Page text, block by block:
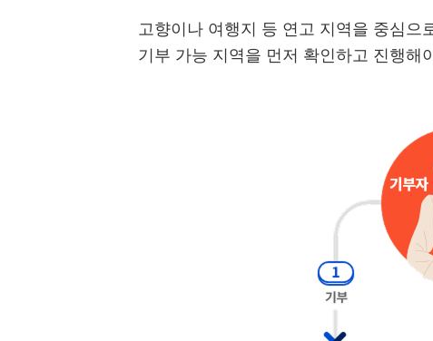
고향이나 여행지 등 연고 지역을 중심으
기부 가능 지역을 먼저 확인하고 진행해